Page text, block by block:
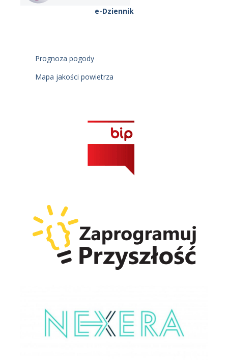
e-Dziennik
Prognoza pogody
Mapa jakości powietrza